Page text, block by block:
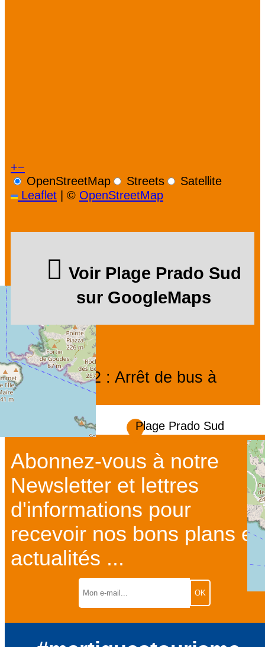
Plage Prado Sud
+−
OpenStreetMap
Streets
Satellite
Leaflet | © OpenStreetMap
Voir Plage Prado Sud
sur GoogleMaps
N°83, 19, 72 : Arrêt de bus à
0.3km
Abonnez-vous à notre
Newsletter et lettres
d'informations pour
recevoir nos bons plans et
actualités ...